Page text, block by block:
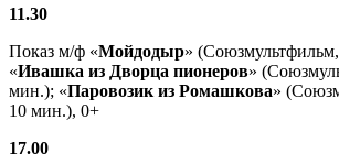
11.30
Показ м/ф «Мойдодыр»
«Ивашка из Дворца пионеров»
мин.); «Паровозик из Ромашкова»
10 мин.), 0+
17.00